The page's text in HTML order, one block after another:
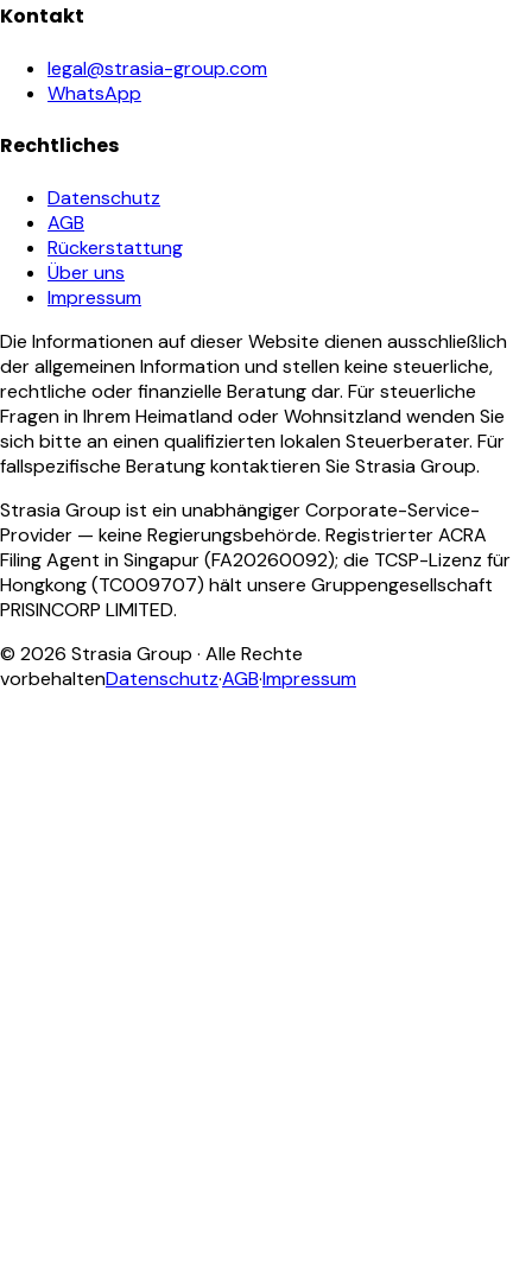
Kontakt
legal@strasia-group.com
WhatsApp
Rechtliches
Datenschutz
AGB
Rückerstattung
Über uns
Impressum
Die Informationen auf dieser Website dienen ausschließlich
der allgemeinen Information und stellen keine steuerliche,
rechtliche oder finanzielle Beratung dar. Für steuerliche
Fragen in Ihrem Heimatland oder Wohnsitzland wenden Sie
sich bitte an einen qualifizierten lokalen Steuerberater. Für
fallspezifische Beratung kontaktieren Sie Strasia Group.
Strasia Group ist ein unabhängiger Corporate-Service-
Provider — keine Regierungsbehörde. Registrierter ACRA
Filing Agent in Singapur (FA20260092); die TCSP-Lizenz für
Hongkong (TC009707) hält unsere Gruppengesellschaft
PRISINCORP LIMITED.
© 2026 Strasia Group · Alle Rechte
vorbehaltenDatenschutz·AGB·Impressum